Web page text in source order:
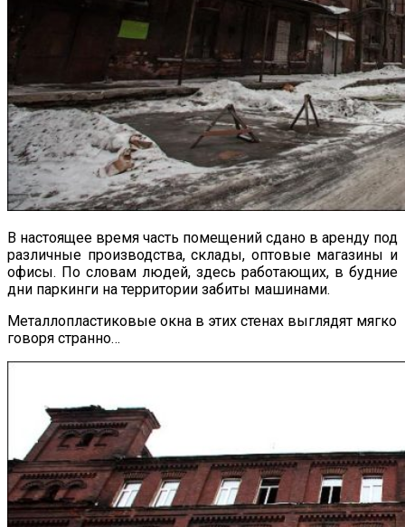
В настоящее время часть помещений сдано в аренду под
различные производства, склады, оптовые магазины и
офисы. По словам людей, здесь работающих, в будние
дни паркинги на территории забиты машинами.
Металлопластиковые окна в этих стенах выглядят мягко
говоря странно…